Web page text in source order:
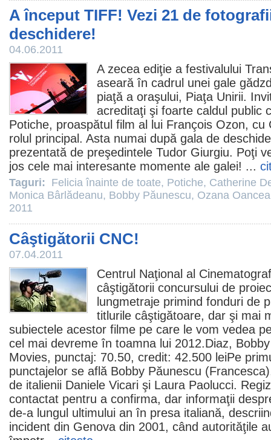
A început TIFF! Vezi 21 de
deschidere!
04.06.2011
A zecea ediţie a festivalului
aseară în cadrul unei gale
piaţă a oraşului, Piaţa Unirii.
acreditaţi şi foarte caldul public
Potiche, proaspătul film al lui François Ozon, cu
rolul principal. Asta numai după gala de
prezentată de preşedintele Tudor Giurgiu. Poţi
jos cele mai interesante momente ale galei! ...
Taguri: Felicia înainte de toate, Potiche, Catherine
Monica Bârlădeanu, Bobby Păunescu, Ozana Oancea
2011
Câştigătorii CNC!
07.04.2011
Centrul Naţional al
câştigătorii concursului de
lungmetraje primind fonduri de
titlurile câştigătoare, dar şi mai
subiectele acestor filme pe care le vom vedea
cel mai devreme în toamna lui 2012.Diaz,
Movies, punctaj: 70.50, credit: 42.500 leiPe
punctajelor se află Bobby Păunescu (Francesca
de italienii Daniele Vicari şi Laura Paolucci.
contactat pentru a confirma, dar informaţii
de-a lungul ultimului an în presa italiană,
incident din Genova din 2001, când autorităţile